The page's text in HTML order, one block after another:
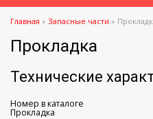
Главная » Запасные части »
Прокладка
Технические
Номер в каталоге
Прокладка